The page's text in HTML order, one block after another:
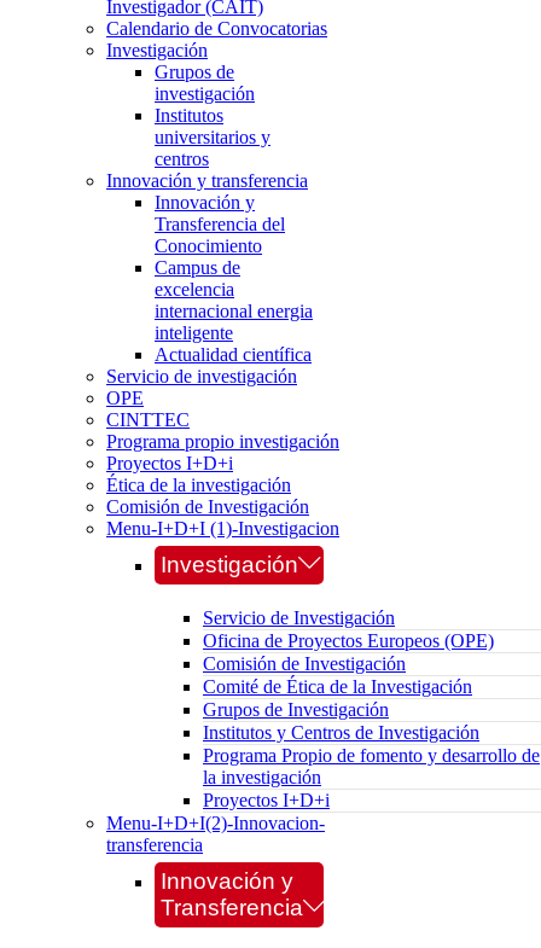
Investigador (CAIT)
Calendario de Convocatorias
Investigación
Grupos de
investigación
Institutos
universitarios y
centros
Innovación y transferencia
Innovación y
Transferencia del
Conocimiento
Campus de
excelencia
internacional energia
inteligente
Actualidad científica
Servicio de investigación
OPE
CINTTEC
Programa propio investigación
Proyectos I+D+i
Ética de la investigación
Comisión de Investigación
Menu-I+D+I (1)-Investigacion
Investigación
Servicio de Investigación
Oficina de Proyectos Europeos (OPE)
Comisión de Investigación
Comité de Ética de la Investigación
Grupos de Investigación
Institutos y Centros de Investigación
Programa Propio de fomento y desarrollo de
la investigación
Proyectos I+D+i
Menu-I+D+I(2)-Innovacion-
transferencia
Innovación y
Transferencia